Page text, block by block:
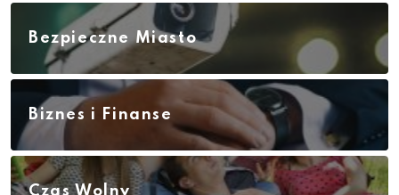
Bezpieczne Miasto
Biznes i Finanse
Czas Wolny